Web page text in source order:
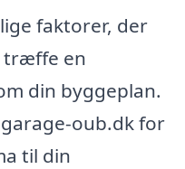
faktorer, der
træffe en
din byggeplan.
oub.dk for
til din